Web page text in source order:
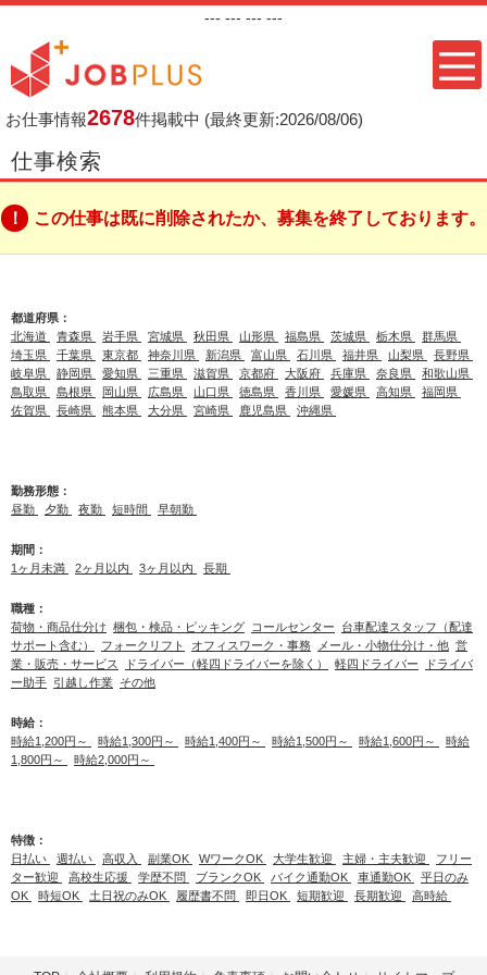
--- --- --- ---
お仕事情報2678件掲載中 (最終更新:2026/08/06)
仕事検索
この仕事は既に削除されたか、募集を終了しております。
都道府県：
北海道
青森県 岩手県 宮城県 秋田県 山形県 福島県 茨城県 栃木県
群馬県
埼玉県
千葉県 東京都 神奈川県 新潟県 富山県 石川県 福井県 山梨県
長野県
岐阜県
静岡県 愛知県 三重県 滋賀県 京都府 大阪府 兵庫県 奈良県
和歌山県
鳥取県
島根県 岡山県 広島県 山口県 徳島県 香川県 愛媛県 高知県
福岡県
佐賀県
長崎県 熊本県 大分県 宮崎県 鹿児島県 沖縄県
勤務形態：
昼勤
夕勤 夜勤 短時間 早朝勤
期間：
1ヶ月未満
2ヶ月以内 3ヶ月以内 長期
職種：
荷物・商品仕分け 梱包・検品・ピッキング コールセンター
台車配達スタッフ（配達
サポート含む）
フォークリフト オフィスワーク・事務 メール・小物仕分け・他 営
業・販売・サービス
ドライバー（軽四ドライバーを除く） 軽四ドライバー
ドライバ
ー助手 引越し作業 その他
時給：
時給1,200円～
時給1,300円～ 時給1,400円～ 時給1,500円～ 時給1,600円～
時給
1,800円～
時給2,000円～
特徴：
日払い
週払い 高収入 副業OK WワークOK 大学生歓迎 主婦・主夫歓迎
フリー
ター歓迎
高校生応援 学歴不問 ブランクOK バイク通勤OK 車通勤OK
平日のみ
OK
時短OK 土日祝のみOK 履歴書不問 即日OK 短期歓迎 長期歓迎 高時給